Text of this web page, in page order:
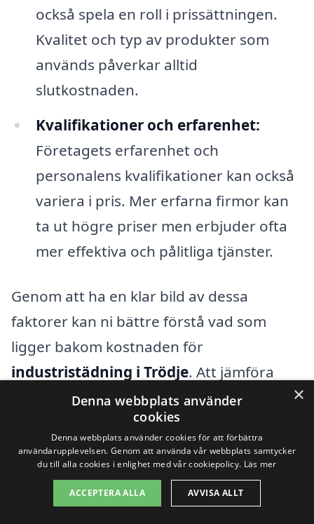
också spela en roll i prissättningen.
Kvalitet och typ av produkter som
används påverkar alltid
slutkostnaden.
Kvalifikationer och erfarenhet:
Företagets erfarenhet och
personalens kvalifikationer kan också
variera i pris. Mer erfarna firmor kan
ta ut högre priser men erbjuder ofta
mer effektiva och pålitliga tjänster.
Genom att ha en klar bild av dessa
faktorer kan ni bättre förstå vad som
ligger bakom kostnaden för
industristädning i Trödje. Att jämföra
olika företag och deras erbjudanden är
viktigt för att få den bästa lösningen för
era behov. Med vår plattform gör vi det
enkelt för er att begära offerter från olika
städfirmor, så att ni kan fatta välgrundade
×
Denna webbplats använder
cookies
Denna webbplats använder cookies för att förbättra
användarupplevelsen. Genom att använda vår webbplats samtycker
du till alla cookies i enlighet med vår cookiepolicy. Läs mer
ACCEPTERA ALLA AVVISA ALLT